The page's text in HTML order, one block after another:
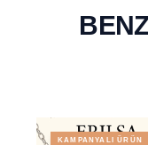
KAMPANYALI ÜRÜN